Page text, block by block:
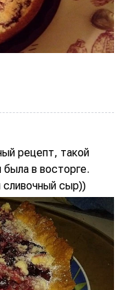
рецепт, такой
в восторге.
сливочный сыр))